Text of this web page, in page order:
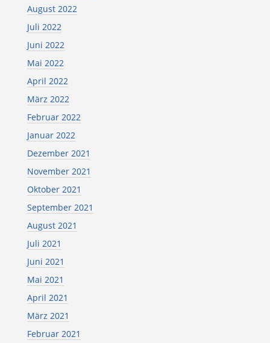
August 2022
Juli 2022
Juni 2022
Mai 2022
April 2022
März 2022
Februar 2022
Januar 2022
Dezember 2021
November 2021
Oktober 2021
September 2021
August 2021
Juli 2021
Juni 2021
Mai 2021
April 2021
März 2021
Februar 2021